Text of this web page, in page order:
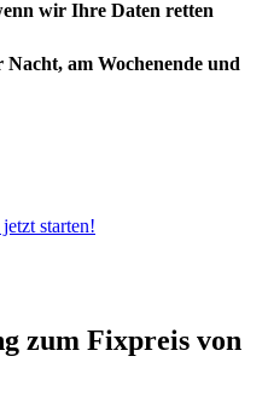
wir Ihre Daten retten
am Wochenende und
starten!
zum Fixpreis von